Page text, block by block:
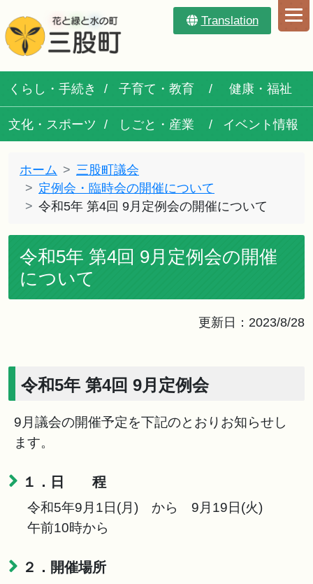
Translation
くらし・手続き 子育て・教育 健康・福祉
文化・スポーツ しごと・産業 イベント情報
ホーム
三股町議会
定例会・臨時会の開催について
令和5年 第4回 9月定例会の開催について
令和5年 第4回 9月定例会の開催
について
更新日：2023/8/28
令和5年 第4回 9月定例会
9月議会の開催予定を下記のとおりお知らせし
ます。
１．日 程
令和5年9月1日(月) から 9月19日(火)
午前10時から
２．開催場所